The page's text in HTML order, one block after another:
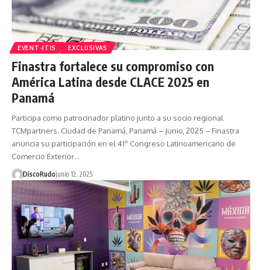
EVENT-ITIS EXCLUSIVAS
Finastra fortalece su compromiso con
América Latina desde CLACE 2025 en
Panamá
Participa como patrocinador platino junto a su socio regional
TCMpartners. Ciudad de Panamá, Panamá – Junio, 2025 – Finastra
anuncia su participación en el 41º Congreso Latinoamericano de
Comercio Exterior…
DiscoRudojunio 12, 2025